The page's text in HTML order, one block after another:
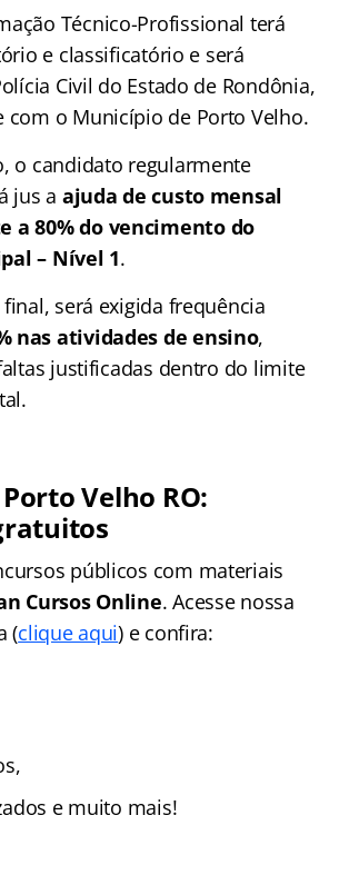
Técnico-Profissional terá
e classificatório e será
Civil do Estado de Rondônia,
com o Município de Porto Velho.
o candidato regularmente
jus a ajuda de custo mensal
a 80% do vencimento do
– Nível 1.
será exigida frequência
nas atividades de ensino,
justificadas dentro do limite
Velho RO:
públicos com materiais
Cursos Online. Acesse nossa
(clique aqui) e confira:
e muito mais!